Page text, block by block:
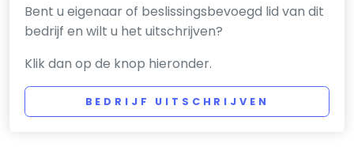
Bent u eigenaar of beslissingsbevoegd lid van dit
bedrijf en wilt u het uitschrijven?
Klik dan op de knop hieronder.
BEDRIJF UITSCHRIJVEN